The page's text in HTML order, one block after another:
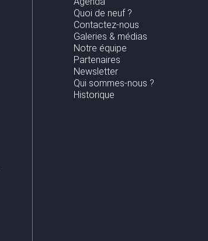
Quoi de neuf ?
Contactez-nous
Galeries & médias
Notre équipe
Partenaires
Newsletter
Qui sommes-nous ?
Historique